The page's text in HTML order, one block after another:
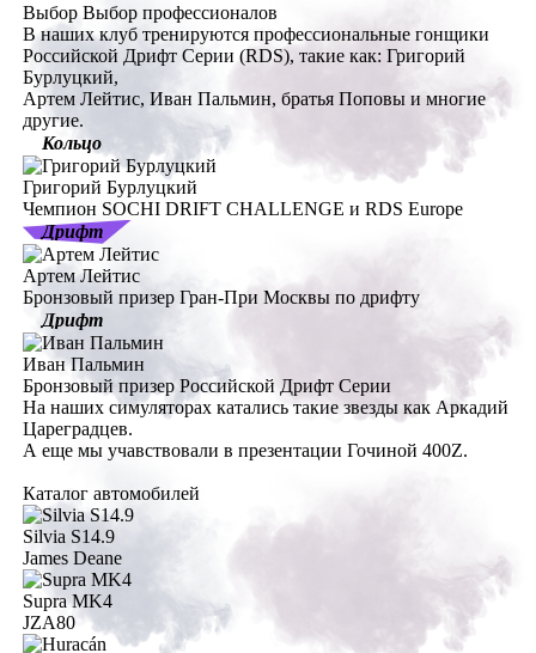
ВыборВыбор профессионалов
В наших клуб тренируются профессиональные гонщики
Российской Дрифт Серии (RDS), такие как: Григорий
Бурлуцкий,
Артем Лейтис, Иван Пальмин, братья Поповы и многие
другие.
Кольцо
Григорий Бурлуцкий
Чемпион SOCHI DRIFT CHALLENGE и RDS Europe
Дрифт
Артем Лейтис
Бронзовый призер Гран-При Москвы по дрифту
Дрифт
Иван Пальмин
Бронзовый призер Российской Дрифт Серии
На наших симуляторах катались такие звезды как Аркадий
Цареградцев.
А еще мы учавствовали в презентации Гочиной 400Z.
Каталогавтомобилей
Silvia S14.9
James Deane
Supra MK4
JZA80